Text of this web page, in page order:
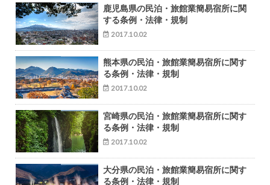
鹿児島県の民泊・旅館業簡易宿所に関
する条例・法律・規制
2017.10.02
熊本県の民泊・旅館業簡易宿所に関す
る条例・法律・規制
2017.10.02
宮崎県の民泊・旅館業簡易宿所に関す
る条例・法律・規制
2017.10.02
大分県の民泊・旅館業簡易宿所に関す
る条例・法律・規制